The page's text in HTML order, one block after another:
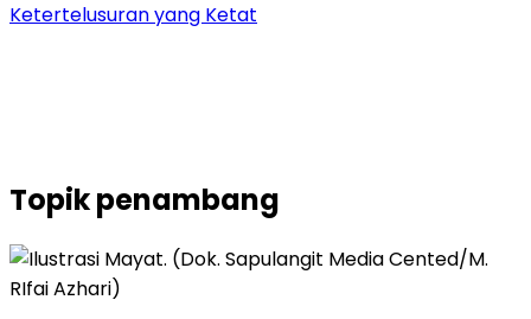
Ketertelusuran yang Ketat
Topikpenambang